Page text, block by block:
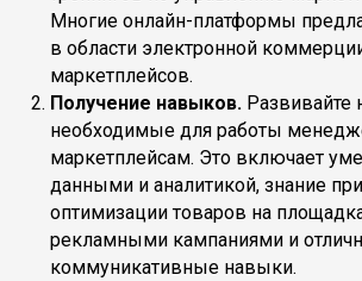
Многие онлайн-платформы
в области электронной
маркетплейсов.
Получение навыков. Развивайте
необходимые для работы
маркетплейсам. Это включает
данными и аналитикой, знание
оптимизации товаров на
рекламными кампаниями и
коммуникативные навыки.